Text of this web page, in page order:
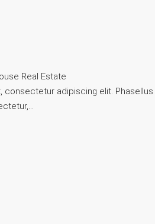
Real Estate
consectetur adipiscing elit. Phasellus